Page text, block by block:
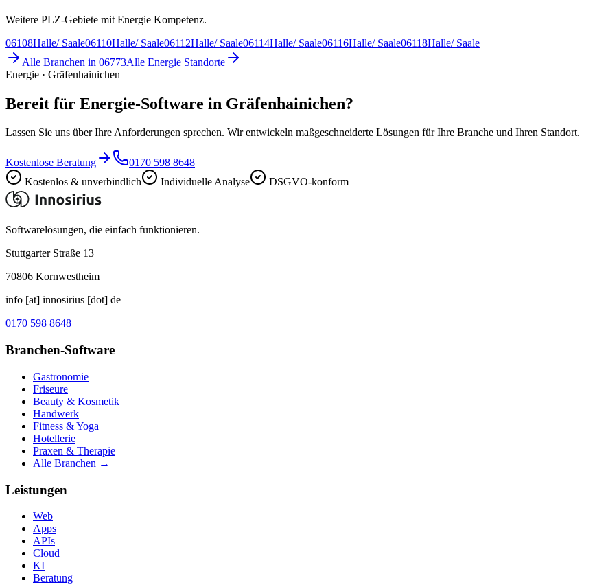
Weitere PLZ-Gebiete mit Energie Kompetenz.
06108Halle/ Saale06110Halle/ Saale06112Halle/ Saale06114Halle/ Saale06116Halle/ Saale06118Halle/ Saale
Alle Branchen in 06773Alle Energie Standorte
Energie · Gräfenhainichen
Bereit für Energie-Software in Gräfenhainichen?
Lassen Sie uns über Ihre Anforderungen sprechen. Wir entwickeln maßgeschneiderte Lösungen für Ihre Branche und Ihren Standort.
Kostenlose Beratung
0170 598 8648
Kostenlos & unverbindlich
Individuelle Analyse DSGVO-konform
Softwarelösungen, die einfach funktionieren.
Stuttgarter Straße 13
70806 Kornwestheim
info [at] innosirius [dot] de
0170 598 8648
Branchen-Software
Gastronomie
Friseure
Beauty & Kosmetik
Handwerk
Fitness & Yoga
Hotellerie
Praxen & Therapie
Alle Branchen →
Leistungen
Web
Apps
APIs
Cloud
KI
Beratung